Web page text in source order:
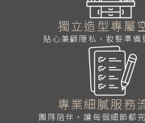
獨立造型專屬
貼心兼顧隱私，妝髮準備
專業細膩服務
團隊陪伴，讓每個細節都